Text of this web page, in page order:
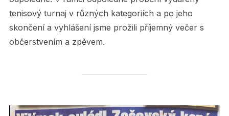
tenisový turnaj v různých kategoriích a po jeho
skončení a vyhlášení jsme prožili příjemný večer s
občerstvením a zpěvem.